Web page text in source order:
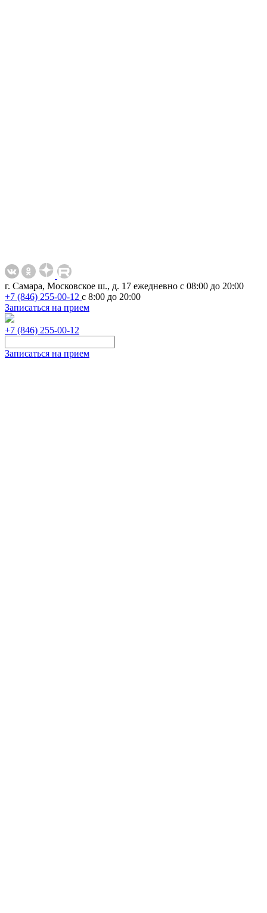
г. Самара, Московское ш., д. 17 ежедневно с 08:00 до 20:00
+7 (846) 255-00-12 с 8:00 до 20:00
Записаться на прием
+7 (846) 255-00-12
Записаться на прием